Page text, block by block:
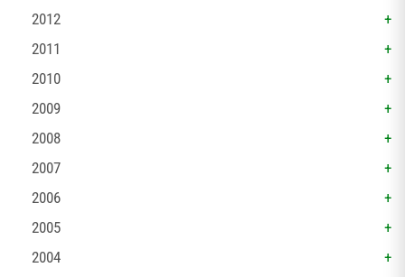
2012
2011
2010
2009
2008
2007
2006
2005
2004